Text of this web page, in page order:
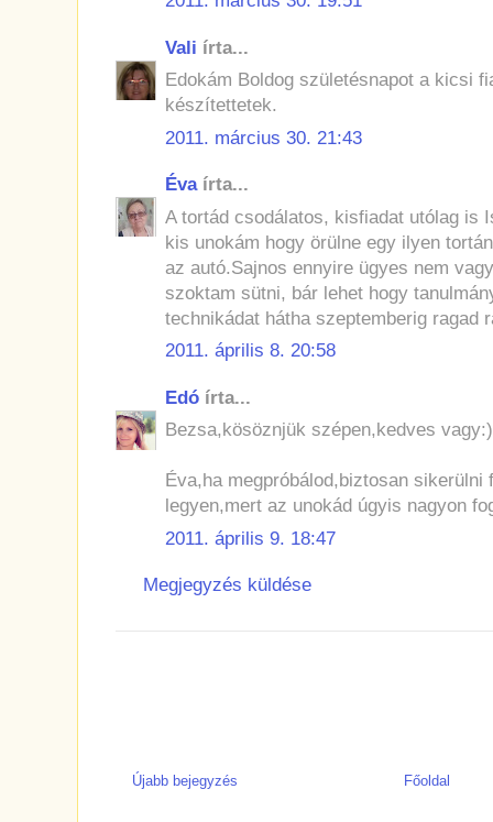
Vali írta...
Edokám Boldog születésnapot a kicsi
készítettetek.
2011. március 30. 21:43
Évaírta...
A tortád csodálatos, kisfiadat utólag is
kis unokám hogy örülne egy ilyen
az autó.Sajnos ennyire ügyes nem
szoktam sütni, bár lehet hogy
technikádat hátha szeptemberig ragad
2011. április 8. 20:58
Edó írta...
Bezsa,kösöznjük szépen,kedves vagy:)
Éva,ha megpróbálod,biztosan
legyen,mert az unokád úgyis nagyon
2011. április 9. 18:47
Megjegyzés küldése
Újabb bejegyzés Főoldal